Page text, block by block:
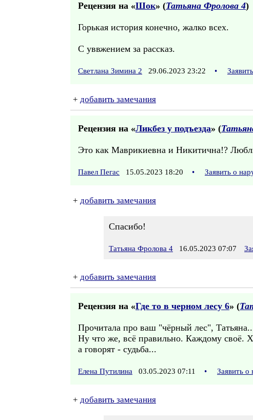
Рецензия на «Шок» (Татьяна Фролова 4)
Горькая история конечно, жалко всех.
С уввжением за рассказ.
Светлана Зимина 2 29.06.2023 23:22 •
+ добавить замечания
Рецензия на «Ликбез у подъезда» (
Это как Маврикиевна и Никитична!?
Павел Пегас 15.05.2023 18:20 • Заявить о
+ добавить замечания
Спасибо!
Татьяна Фролова 4 16.05.2023 07:07
+ добавить замечания
Рецензия на «Где то в черном лесу 6» (
Прочитала про ваш "чёрный лес",
Ну что же, всё правильно. Каждому своё.
а говорят - судьба...
Елена Путилина 03.05.2023 07:11 • Заявить
+ добавить замечания